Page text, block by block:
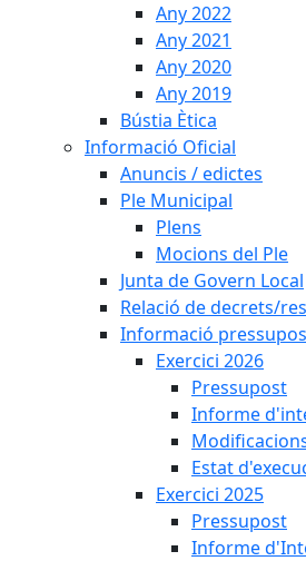
Any 2022
Any 2021
Any 2020
Any 2019
Bústia Ètica
Informació Oficial
Anuncis / edictes
Ple Municipal
Plens
Mocions del Ple
Junta de Govern Local
Relació de decrets/
Informació
Exercici 2026
Pressupost
Informe
Estat
Exercici 2025
Pressupost
Informe